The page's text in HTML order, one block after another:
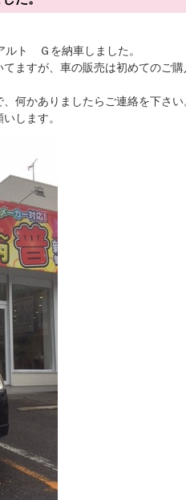
ト Ｇを納車しました。
ますが、車の販売は初めてのご購
何かありましたらご連絡を下さい
します。